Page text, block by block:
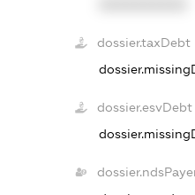
dossier.taxDebt
dossier.esvDebt